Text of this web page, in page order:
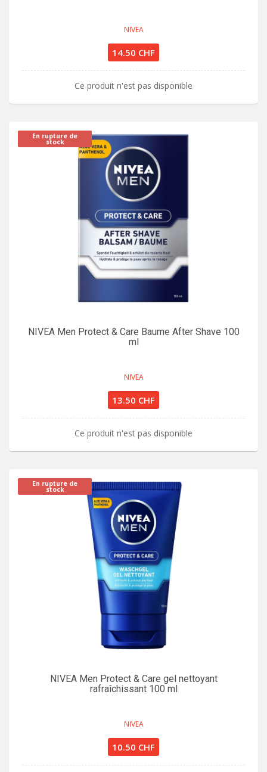
NIVEA
14.50 CHF
Ce produit n'est pas disponible
En rupture de
stock
NIVEA Men Protect & Care Baume After Shave 100
ml
NIVEA
13.50 CHF
Ce produit n'est pas disponible
En rupture de
stock
NIVEA Men Protect & Care gel nettoyant
rafraîchissant 100 ml
NIVEA
10.50 CHF